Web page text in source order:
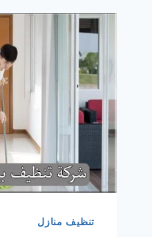
تنظيف منازل